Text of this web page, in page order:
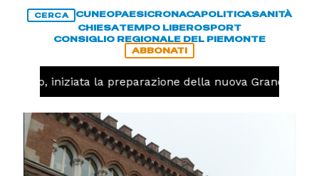
CERCA CUNEOPAESICRONACAPOLITICASANITÀ
CHIESATEMPO LIBEROSPORT
CONSIGLIO REGIONALE DEL PIEMONTE
ABBONATI
iniziata la preparazione della nuova Granda Volley